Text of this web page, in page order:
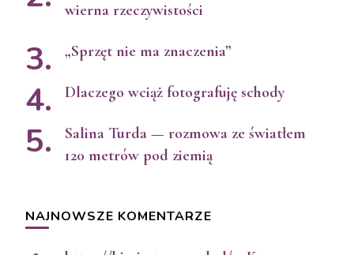
wierna rzeczywistości
„Sprzęt nie ma znaczenia”
Dlaczego wciąż fotografuję schody
Salina Turda — rozmowa ze światłem
120 metrów pod ziemią
NAJNOWSZE KOMENTARZE